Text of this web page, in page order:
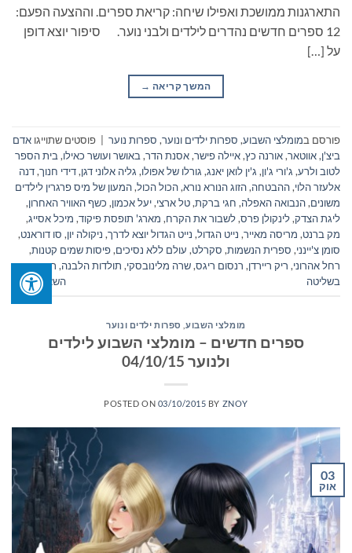
התארגנות ממושכת ואפילו שיחה: קריאת ספרים. וההצעה הפעם:
12 ספרים חדשים נהדרים לילדים ולבני נוער. סיפור יוצא דופן
על […]
המשך קריאה →
פורסם במומלצי השבוע, ספרות ילדים ונוער, ספרות נוער פוסטים שתוייגו אדם
ביצ'ן,אווטאר,אורנה כץ,איילה פישר,אסנת הדר, באושר ועושר כאילו, בית הספר
לטוב ולרע, ג'ורי ג'ון, ג'ין לואן יאנג, גורלו של אפולו, גליה אלוני דגן,דידי חנוך,דנה
אלעזר הלוי,ההבטחה,הזוג הנורא נורא,הכול הכול,המעון של מיס פרגרין לילדים
משונים,הנבואה האפלה, חגי ברקת,טל ארצי,יעל אכמון, כשף האוויר האחרון,
ליגת הצדק,לינקולן פרס,לשבור את הקרח, מארג' תופסת פיקוד, מיכל אסייג,
מק ברנט, מריסה מאייר, נייט הגדול, נייט הגדול יוצא לדרך, ניקולה יון, סו דוראנט,
סומן צ'יינני, ספרית הנשמות, סקרלט, עולם ללא נסיכים,פיסות שמים קטנות,
רחל אהרוני, ריק ריירדן, רנסום ריגס,שרה מלינובסקי, תולדות הלבנה, תמיד
בשליטה
השאר תגובה
מומלצי השבוע ספרות ילדים ונוער
ספרים חדשים – מומלצי השבוע לילדים
ולנוער 04/10/15
POSTED ON 03/10/2015 BY ZNOY
03
אוק